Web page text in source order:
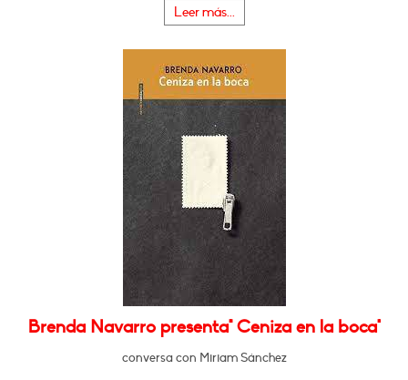
Leer más...
Brenda Navarro presenta" Ceniza en la boca"
conversa con Miriam Sánchez